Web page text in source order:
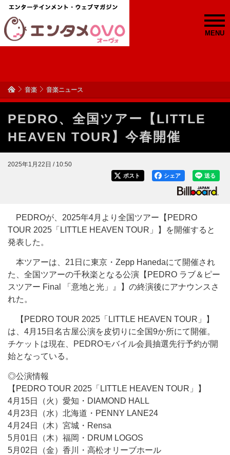
MENU
音楽 音楽ニュース
PEDRO、全国ツアー【LITTLE
HEAVEN TOUR】今春開催
2025年1月22日 / 10:50
送る
シェア
ポスト
PEDROが、2025年4月より全国ツアー【PEDRO
TOUR 2025「LITTLE HEAVEN TOUR」】を開催すると
発表した。
本ツアーは、21日に東京・Zepp Hanedaにて開催され
た、全国ツアーの千秋楽となる公演【PEDRO ラブ＆ピー
スツアー Final 「意地と光」』】の終演後にアナウンスさ
れた。
【PEDRO TOUR 2025「LITTLE HEAVEN TOUR」】
は、4月15日名古屋公演を皮切りに全国9か所にて開催。
チケットは現在、PEDROモバイル会員抽選先行予約が開
始となっている。
◎公演情報
【PEDRO TOUR 2025「LITTLE HEAVEN TOUR」】
4月15日（火）愛知・DIAMOND HALL
4月23日（水）北海道・PENNY LANE24
4月24日（木）宮城・Rensa
5月01日（木）福岡・DRUM LOGOS
5月02日（金）香川・高松オリーブホール